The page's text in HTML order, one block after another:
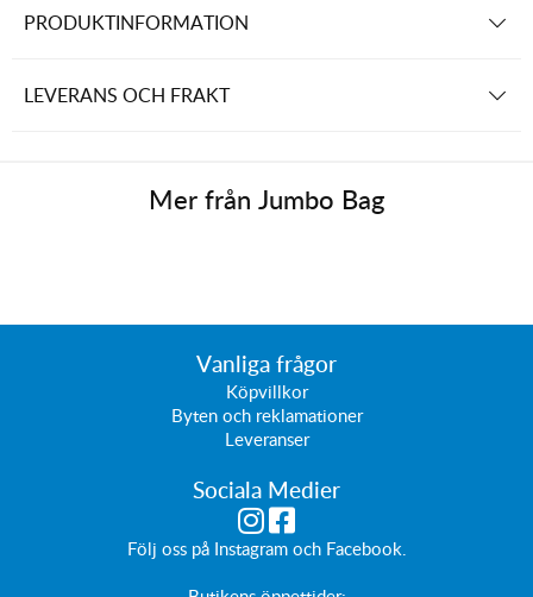
PRODUKTINFORMATION
LEVERANS OCH FRAKT
Mer från Jumbo Bag
Vanliga frågor
Köpvillkor
Byten och reklamationer
Leveranser
Sociala Medier
Följ oss på Instagramoch Facebook